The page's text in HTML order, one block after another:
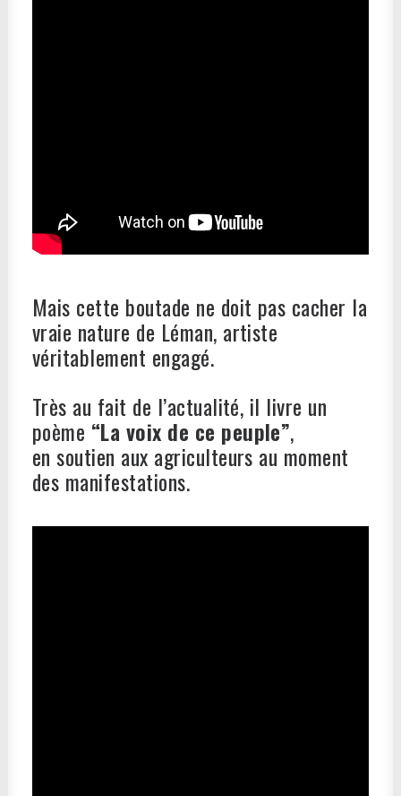
Mais cette boutade ne doit pas cacher la
vraie nature de Léman, artiste
véritablement engagé.
Très au fait de l’actualité, il livre un
poème “La voix de ce peuple”,
en soutien aux agriculteurs au moment
des manifestations.